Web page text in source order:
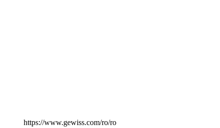
https://www.gewiss.com/ro/ro